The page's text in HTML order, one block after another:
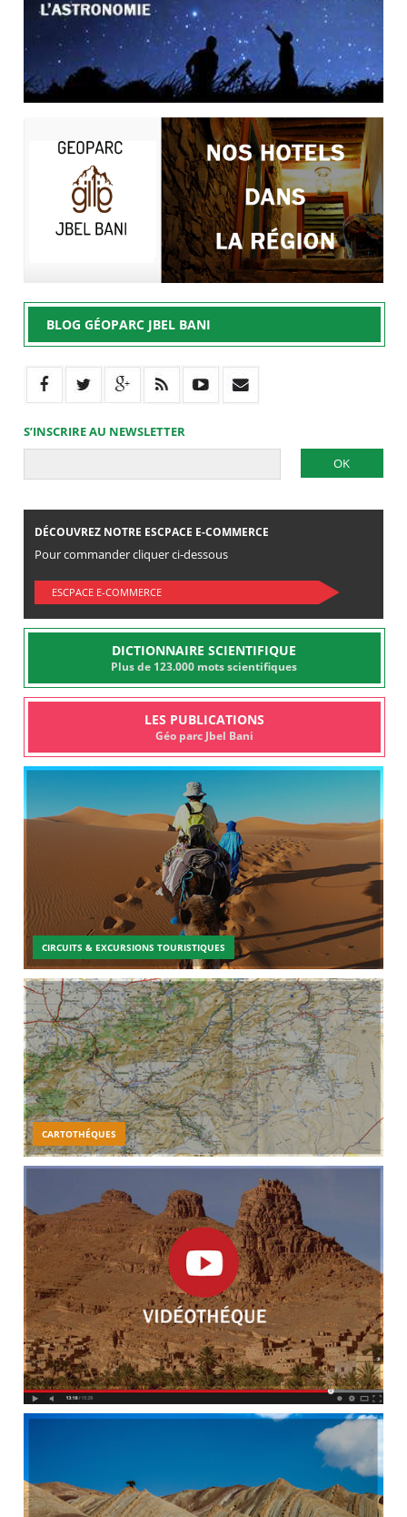
BLOG GÉOPARC JBEL BANI
S’INSCRIRE AU NEWSLETTER
DÉCOUVREZ NOTRE ESCPACE E-COMMERCE
Pour commander cliquer ci-dessous
ESCPACE E-COMMERCE
DICTIONNAIRE SCIENTIFIQUE
Plus de 123.000 mots scientifiques
LES PUBLICATIONS
Géo parc Jbel Bani
CIRCUITS & EXCURSIONS TOURISTIQUES
CARTOTHÉQUES